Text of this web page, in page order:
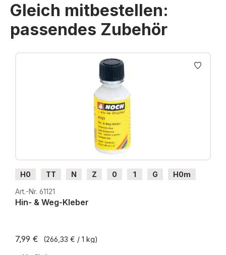
Gleich mitbestellen:
passendes Zubehör
Produktgalerie überspringen
H0 TT N Z 0 1 G
H0m
H0e
Art.-Nr. 61121
Hin- & Weg-Kleber
7,99 € (266,33 € / 1 kg)